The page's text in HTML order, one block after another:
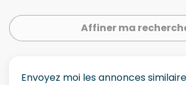
Affiner ma
Envoyez moi les annonces